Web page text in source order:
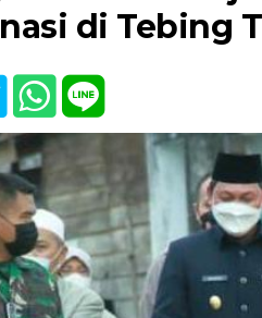
di Tebing